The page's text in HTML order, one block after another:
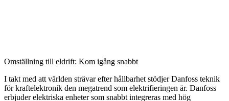
Omställning till eldrift: Kom igång snabbt
I takt med att världen strävar efter hållbarhet stödjer Danfoss teknik
för kraftelektronik den megatrend som elektrifieringen är. Danfoss
erbjuder elektriska enheter som snabbt integreras med hög